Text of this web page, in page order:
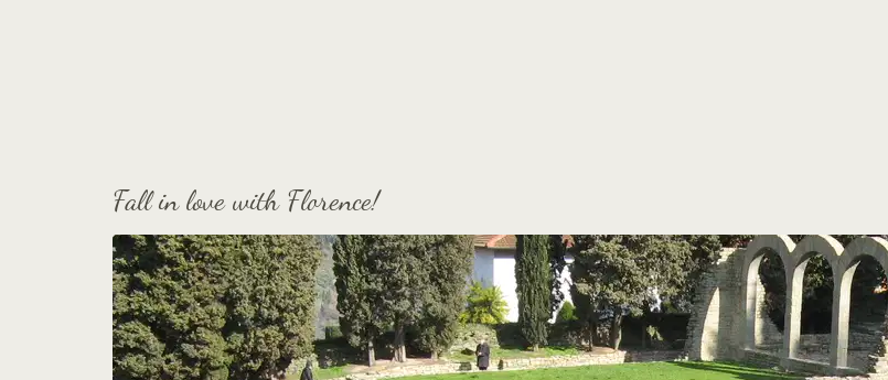
Fall in love with Florence!